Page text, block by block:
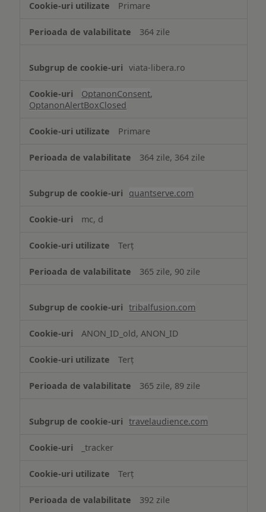
necesare
Primare
364 zile
viata-libera.ro
OptanonConsent,
OptanonAlertBoxClosed
Primare
364 zile, 364 zile
quantserve.com
mc, d
Terț
365 zile, 90 zile
tribalfusion.com
ANON_ID_old, ANON_ID
Terț
365 zile, 89 zile
travelaudience.com
_tracker
Terț
392 zile